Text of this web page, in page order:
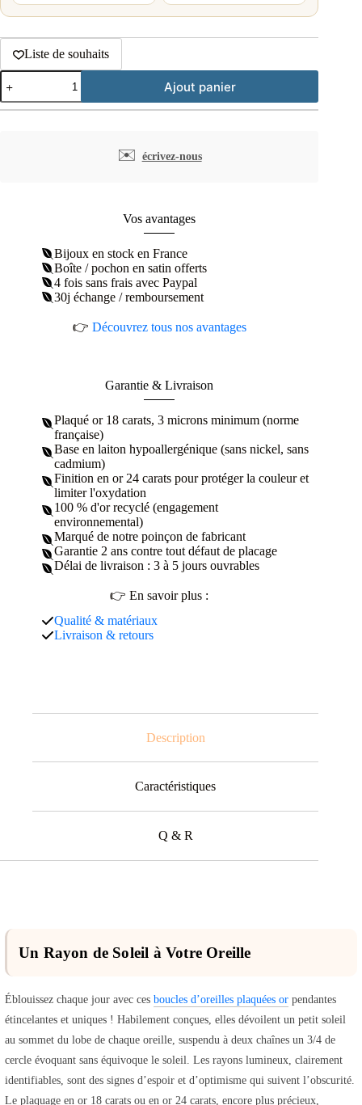
Liste de souhaits
quantité
de
Boucles
Ajout panier
✉️ écrivez-nous
Vos avantages
Bijoux en stock en France
Boîte / pochon en satin offerts
4 fois sans frais avec Paypal
30j échange / remboursement
👉 Découvrez tous nos avantages
Garantie & Livraison
Plaqué or 18 carats, 3 microns minimum (norme
française)
Base en laiton hypoallergénique (sans nickel, sans
cadmium)
Finition en or 24 carats pour protéger la couleur et
limiter l'oxydation
100 % d'or recyclé (engagement
environnemental)
Marqué de notre poinçon de fabricant
Garantie 2 ans contre tout défaut de placage
Délai de livraison : 3 à 5 jours ouvrables
👉 En savoir plus :
Qualité & matériaux
Livraison & retours
Description
Caractéristiques
Q & R
Un Rayon de Soleil à Votre Oreille
Éblouissez chaque jour avec ces boucles d’oreilles plaquées or pendantes
étincelantes et uniques ! Habilement conçues, elles dévoilent un petit soleil
au sommet du lobe de chaque oreille, suspendu à deux chaînes un 3/4 de
cercle évoquant sans équivoque le soleil. Les rayons lumineux, clairement
identifiables, sont des signes d’espoir et d’optimisme qui suivent l’obscurité.
Le plaquage en or 18 carats ou en or 24 carats, encore plus précieux,